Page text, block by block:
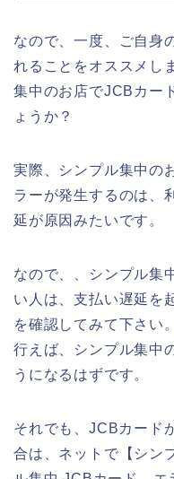
なので、一度、ご自身
れることをオススメし
集中のお店でJCBカー
ょうか？
実際、シンプル集中の
ラーが発生するのは、
延が原因みたいです。
なので、、シンプル集
い人は、支払い遅延を
を確認してみて下さい
行えば、シンプル集中
うになるはずです。
それでも、JCBカード
合は、ネットで【シン